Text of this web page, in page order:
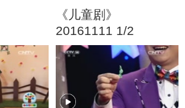
《儿童剧》
20161111 1/2